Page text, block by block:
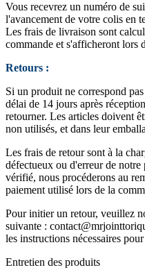
Vous recevrez un numéro de
l'avancement de votre colis en
Les frais de livraison sont
commande et s'afficheront lors
Retours :
Si un produit ne correspond
délai de 14 jours après
retourner. Les articles doivent
non utilisés, et dans leur
Les frais de retour sont à la
défectueux ou d'erreur de
vérifié, nous procéderons au
paiement utilisé lors de la
Pour initier un retour, veuillez
suivante :
les instructions nécessaires
Entretien des produits